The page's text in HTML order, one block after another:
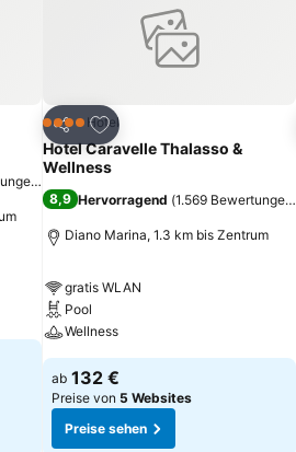
)
Teilen
Zu Favoriten hinzufügen
4 SterneHotel
Hotel Caravelle Thalasso &
Wellness
8,9 Hervorragend (1.569 Bewertungen)
Diano Marina, 1.3 km bis Zentrum
gratis WLAN
Pool
Wellness
ab 132 €
Preise von 5 Websites
Preise sehen